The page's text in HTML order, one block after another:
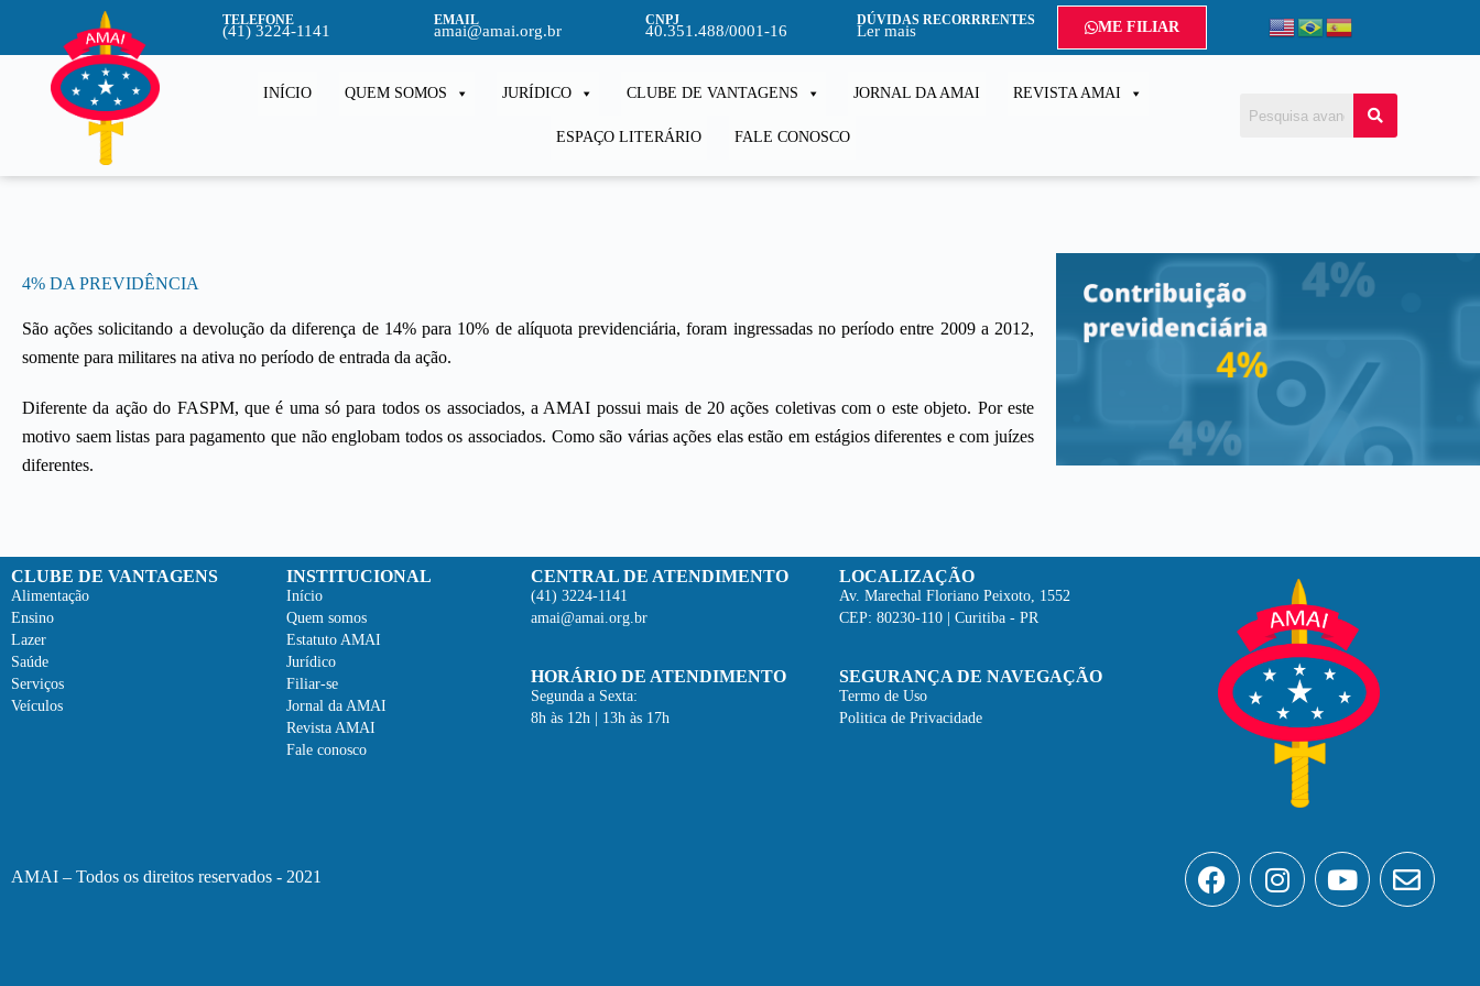
TELEFONE
(41) 3224-1141
EMAIL
amai@amai.org.br
CNPJ
40.351.488/0001-16
DÚVIDAS RECORRRENTES
Ler mais ME FILIAR
INÍCIO QUEM SOMOS JURÍDICO CLUBE DE VANTAGENS JORNAL DA AMAI REVISTA AMAI
ESPAÇO LITERÁRIO FALE CONOSCO
4% DA PREVIDÊNCIA
São ações solicitando a devolução da diferença de 14% para 10% de alíquota previdenciária, foram ingressadas no período entre 2009 a 2012,
somente para militares na ativa no período de entrada da ação.
Diferente da ação do FASPM, que é uma só para todos os associados, a AMAI possui mais de 20 ações coletivas com o este objeto. Por este
motivo saem listas para pagamento que não englobam todos os associados. Como são várias ações elas estão em estágios diferentes e com juízes
diferentes.
CLUBE DE VANTAGENS
Alimentação
Ensino
Lazer
Saúde
Serviços
Veículos
INSTITUCIONAL
Início
Quem somos
Estatuto AMAI
Jurídico
Filiar-se
Jornal da AMAI
Revista AMAI
Fale conosco
CENTRAL DE ATENDIMENTO
(41) 3224-1141
amai@amai.org.br
HORÁRIO DE ATENDIMENTO
Segunda a Sexta:
8h às 12h | 13h às 17h
LOCALIZAÇÃO
Av. Marechal Floriano Peixoto, 1552
CEP: 80230-110 | Curitiba - PR
SEGURANÇA DE NAVEGAÇÃO
Termo de Uso
Politica de Privacidade
AMAI – Todos os direitos reservados - 2021